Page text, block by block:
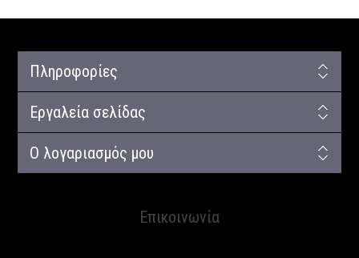
Πληροφορίες
Εργαλεία σελίδας
Ο λογαριασμός μου
Επικοινωνία